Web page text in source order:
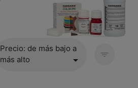
Precio: de más bajo a
más alto
